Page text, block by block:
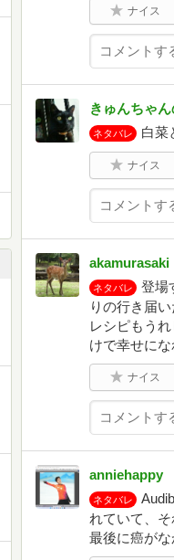
ナイス
きゅんちゃ
ネタバレ 白菜
ナイス
akamurasaki
ネタバレ
登場
りの行き届
レシピもう
けで幸せにな
ナイス
anniehappy
ネタバレ
れていて、
最後に癌が